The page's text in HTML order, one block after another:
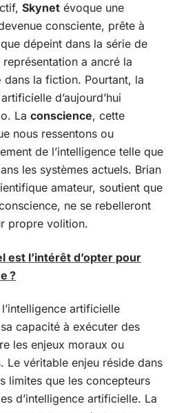
Skynet évoque une
consciente, prête à
dépeint dans la série de
a ancré la
dans la fiction. Pourtant, la
d’aujourd’hui
La conscience, cette
nous ressentons ou
de l’intelligence telle que
les systèmes actuels. Brian
amateur, soutient que
ne se rebelleront
propre volition.
est l’intérêt d’opter pour
?
artificielle
capacité à exécuter des
les enjeux moraux ou
Le véritable enjeu réside dans
limites que les concepteurs
d’intelligence artificielle. La